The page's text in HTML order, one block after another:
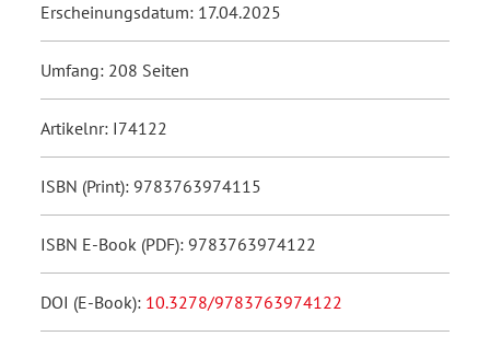
Erscheinungsdatum: 17.04.2025
Umfang: 208 Seiten
Artikelnr: I74122
ISBN (Print): 9783763974115
ISBN E-Book (PDF): 9783763974122
DOI (E-Book): 10.3278/9783763974122